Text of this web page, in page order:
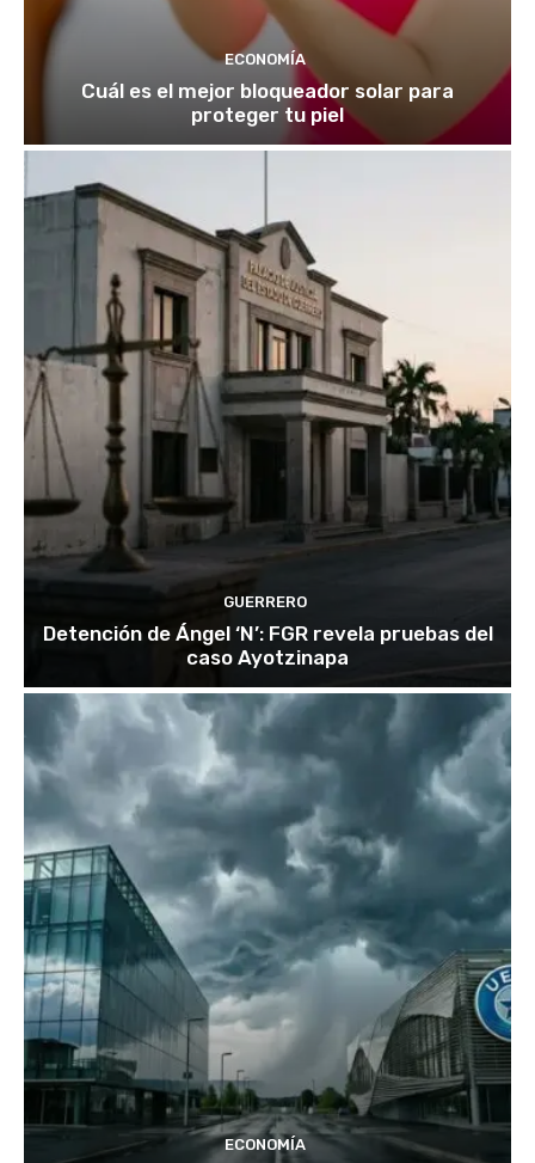
ECONOMÍA
Cuál es el mejor bloqueador solar para
proteger tu piel
GUERRERO
Detención de Ángel ‘N’: FGR revela pruebas del
caso Ayotzinapa
ECONOMÍA